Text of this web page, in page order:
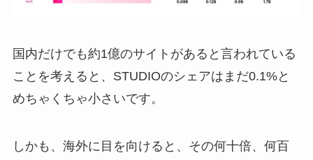
国内だけでも約1億のサイトがあると言われている
ことを考えると、STUDIOのシェアはまだ0.1%と
めちゃくちゃ小さいです。
しかも、海外に目を向けると、その何十倍、何百